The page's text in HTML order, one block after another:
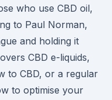
who use CBD oil,
to Paul Norman,
and holding it
CBD e-liquids,
to CBD, or a regular
to optimise your